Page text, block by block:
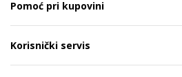
Pomoć pri kupovini
Korisnički servis